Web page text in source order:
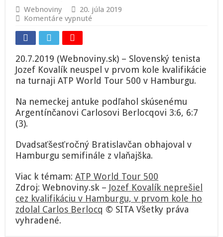
Webnoviny
20. júla 2019
Komentáre vypnuté
cez
kvalifikáciu
v
Hamburgu,
prvom
kole
ho
Berlocq
20.7.2019 (Webnoviny.sk) – Slovenský tenista
Jozef Kovalík neuspel v prvom kole kvalifikácie
na turnaji ATP World Tour 500 v Hamburgu.
Na nemeckej antuke podľahol skúsenému
Argentínčanovi Carlosovi Berlocqovi 3:6, 6:7
(3).
Dvadsaťšesťročný Bratislavčan obhajoval v
Hamburgu semifinále z vlaňajška.
Viac k témam:ATP World Tour 500
Zdroj: Webnoviny.sk – Jozef Kovalík neprešiel
cez kvalifikáciu v Hamburgu, v prvom kole ho
zdolal Carlos Berlocq © SITA Všetky práva
vyhradené.